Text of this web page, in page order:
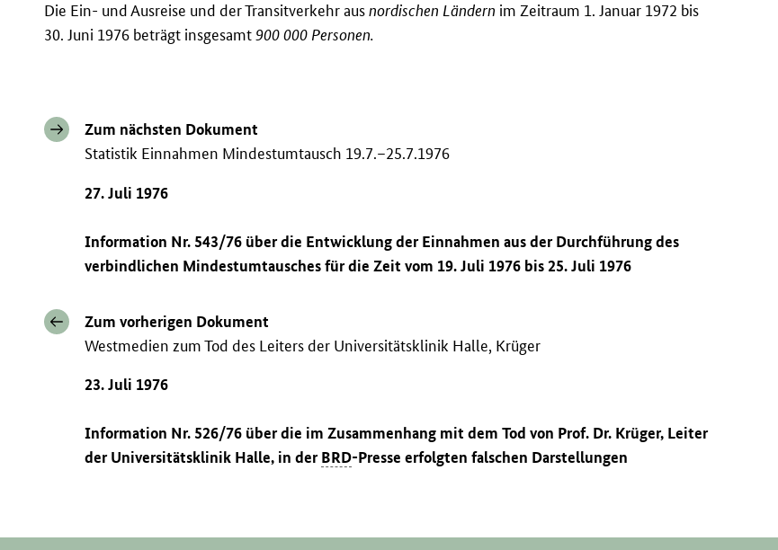
Die Ein- und Ausreise und der Transitverkehr ausnordischen Ländern im Zeitraum 1. Januar 1972 bis
30. Juni 1976 beträgt insgesamt900 000 Personen.
Zum nächsten Dokument
Statistik Einnahmen Mindestumtausch 19.7.–25.7.1976
27. Juli 1976
Information Nr. 543/76 über die Entwicklung der Einnahmen aus der Durchführung des
verbindlichen Mindestumtausches für die Zeit vom 19. Juli 1976 bis 25. Juli 1976
Zum vorherigen Dokument
Westmedien zum Tod des Leiters der Universitätsklinik Halle, Krüger
23. Juli 1976
Information Nr. 526/76 über die im Zusammenhang mit dem Tod von Prof. Dr. Krüger, Leiter
der Universitätsklinik Halle, in derBRD-Presse erfolgten falschen Darstellungen